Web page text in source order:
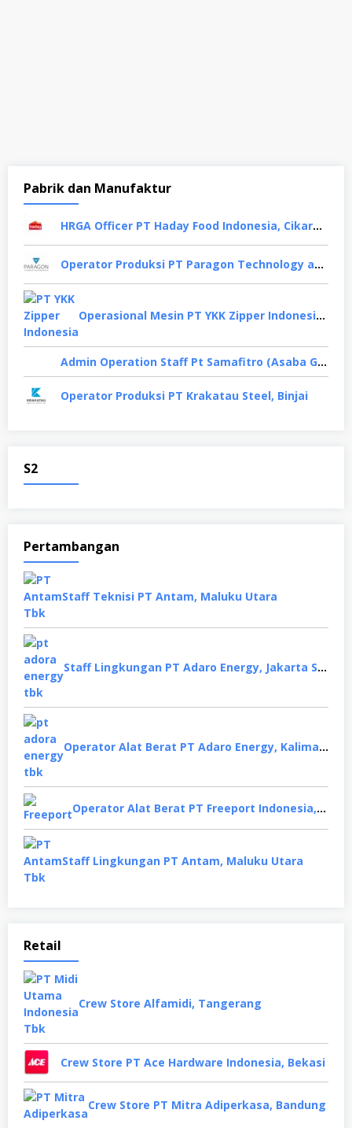
Pabrik dan Manufaktur
HRGA Officer PT Haday Food Indonesia, Cikarang
Operator Produksi PT Paragon Technology and Innovation, Tangerang
Operasional Mesin PT YKK Zipper Indonesia, Depok
Admin Operation Staff Pt Samafitro (Asaba Group), Jakarta Pusat
Operator Produksi PT Krakatau Steel, Binjai
S2
Pertambangan
Staff Teknisi PT Antam, Maluku Utara
Staff Lingkungan PT Adaro Energy, Jakarta Selatan
Operator Alat Berat PT Adaro Energy, Kalimantan Selatan
Operator Alat Berat PT Freeport Indonesia, Papua
Staff Lingkungan PT Antam, Maluku Utara
Retail
Crew Store Alfamidi, Tangerang
Crew Store PT Ace Hardware Indonesia, Bekasi
Crew Store PT Mitra Adiperkasa, Bandung